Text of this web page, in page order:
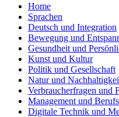
Home
Sprachen
Deutsch und Integration
Bewegung und
Gesundheit und
Kunst und Kultur
Politik und Gesellschaft
Natur und
Verbraucherfragen und
Management und
Digitale Technik und